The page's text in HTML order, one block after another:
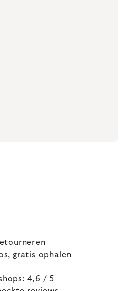
gratis ophalen
4,6 / 5